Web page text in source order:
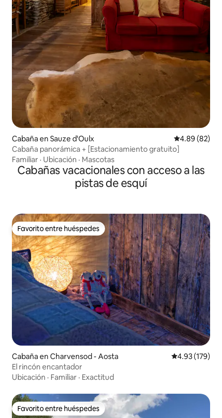
Cabaña en Sauze d'Oulx Calificación
4.89 (82)
Cabaña panorámica + [Estacionamiento gratuito]
Familiar · Ubicación · Mascotas
Cabañas vacacionales con acceso a las
pistas de esquí
Favorito entre huéspedes
Favorito entre huéspedes
Cabaña en Charvensod - Aosta Calificación
4.93 (179)
El rincón encantador
Ubicación · Familiar · Exactitud
Favorito entre huéspedes
Favorito entre huéspedes